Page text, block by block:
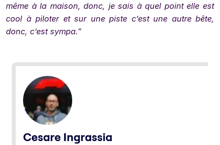
même à la maison, donc, je sais à quel point elle est
cool à piloter et sur une piste c’est une autre bête,
donc, c’est sympa.”
Cesare Ingrassia